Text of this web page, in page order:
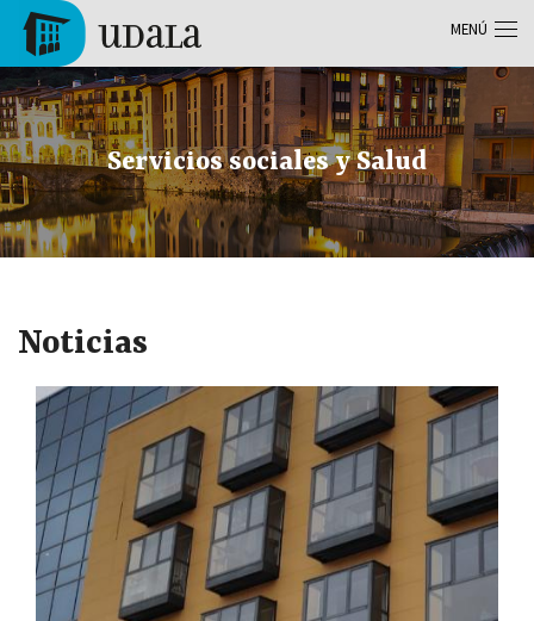
Pasar al contenido principal
Tolosa
Servicios sociales y Salud
Noticias
MENÚ